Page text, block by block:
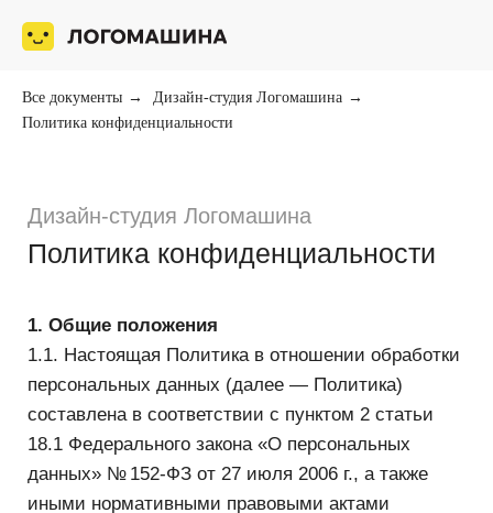
Все документы → Дизайн-студия Логомашина →
Политика конфиденциальности
1. Общие положения
составлена в соответствии с пунктом 2 статьи
18.1 Федерального закона «О персональных
данных» № 152-ФЗ от 27 июля 2006 г., а также
Российской Федерации в области защиты
и обработки персональных данных и действует
в отношении всех персональных данных
(далее — данные), которые Организация
Политика конфиденциальности